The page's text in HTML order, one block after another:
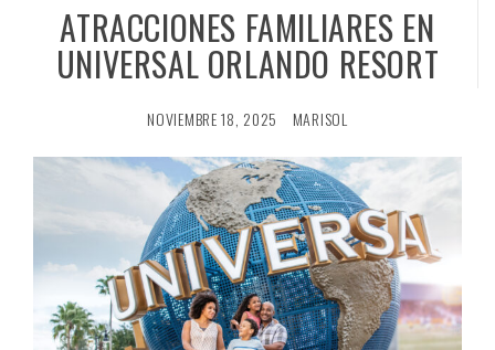
ATRACCIONES FAMILIARES EN
UNIVERSAL ORLANDO RESORT
NOVIEMBRE 18, 2025 MARISOL